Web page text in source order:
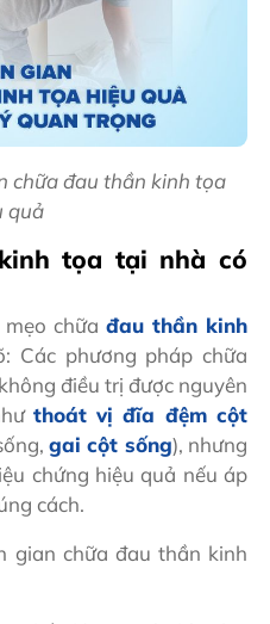
chữa đau thần kinh tọa
quả
tọa tại nhà có
chữa đau thần kinh
Các phương pháp chữa
điều trị được nguyên
thoát vị đĩa đệm cột
gai cột sống), nhưng
chứng hiệu quả nếu áp
cách.
gian chữa đau thần kinh